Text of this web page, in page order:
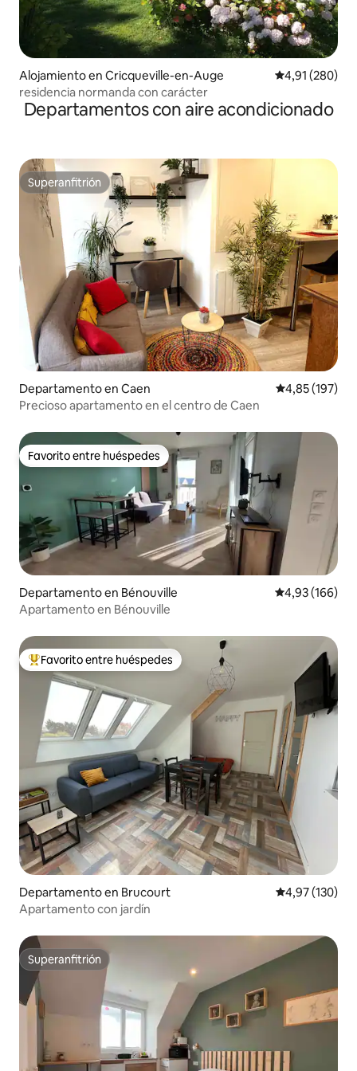
Alojamiento en Cricqueville-en-Auge Calificación
4,91 (280)
residencia normanda con carácter
Departamentos con aire acondicionado
Superanfitrión
Superanfitrión
Departamento en Caen Calificación
4,85 (197)
Precioso apartamento en el centro de Caen
Favorito entre huéspedes
Favorito entre huéspedes
Departamento en Bénouville Calificación
4,93 (166)
Apartamento en Bénouville
Favorito entre los huéspedes más destacados
Favorito entre huéspedes
Departamento en Brucourt Calificación
4,97 (130)
Apartamento con jardín
Superanfitrión
Superanfitrión